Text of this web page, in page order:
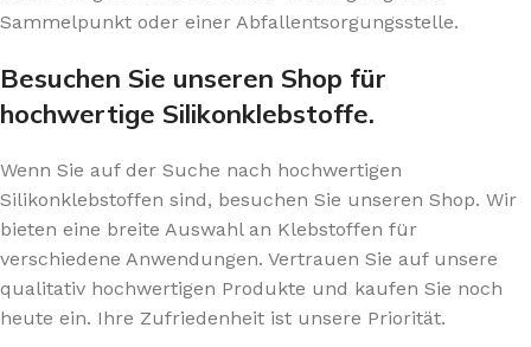
Sammelpunkt oder einer Abfallentsorgungsstelle.
Besuchen Sie unseren Shop für
hochwertige Silikonklebstoffe.
Wenn Sie auf der Suche nach hochwertigen
Silikonklebstoffen sind, besuchen Sie unseren Shop. Wir
bieten eine breite Auswahl an Klebstoffen für
verschiedene Anwendungen. Vertrauen Sie auf unsere
qualitativ hochwertigen Produkte und kaufen Sie noch
heute ein. Ihre Zufriedenheit ist unsere Priorität.